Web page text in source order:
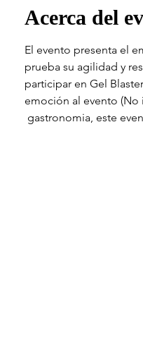
Acerca del
El evento presenta el
prueba su agilidad y
participar en Gel
emoción al evento (No
gastronomia, este